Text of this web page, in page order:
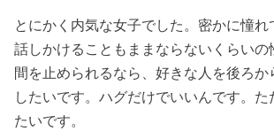
とにかく内気な女子でした。密かに憧れ
話しかけることもままならないくらいの
間を止められるなら、好きな人を後ろか
したいです。ハグだけでいいんです。た
たいです。